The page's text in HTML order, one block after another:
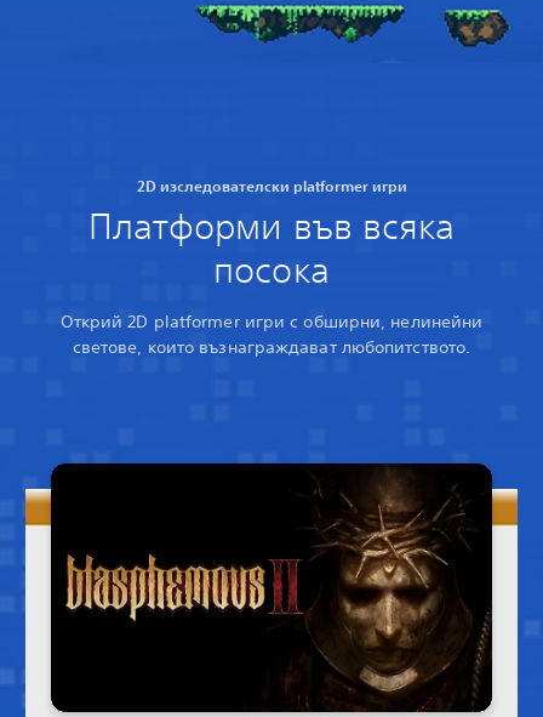
2D изследователски platformer игри
Платформи във всяка
посока
Открий 2D platformer игри с обширни, нелинейни
светове, които възнаграждават любопитството.